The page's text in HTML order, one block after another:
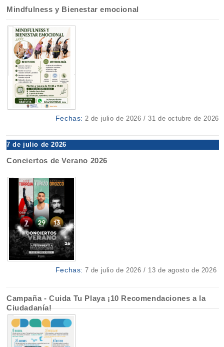
Mindfulness y Bienestar emocional
Fechas: 2 de julio de 2026 / 31 de octubre de 2026
7 de julio de 2026
Conciertos de Verano 2026
Fechas: 7 de julio de 2026 / 13 de agosto de 2026
Campaña - Cuida Tu Playa ¡10 Recomendaciones a la
Ciudadanía!